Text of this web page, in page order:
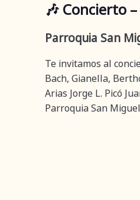
🎶 Concierto
Parroquia San
Te invitamos al
Bach, Gianella,
Arias Jorge L. Picó
Parroquia San